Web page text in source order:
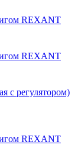
REXANT
REXANT
с регулятором)
REXANT